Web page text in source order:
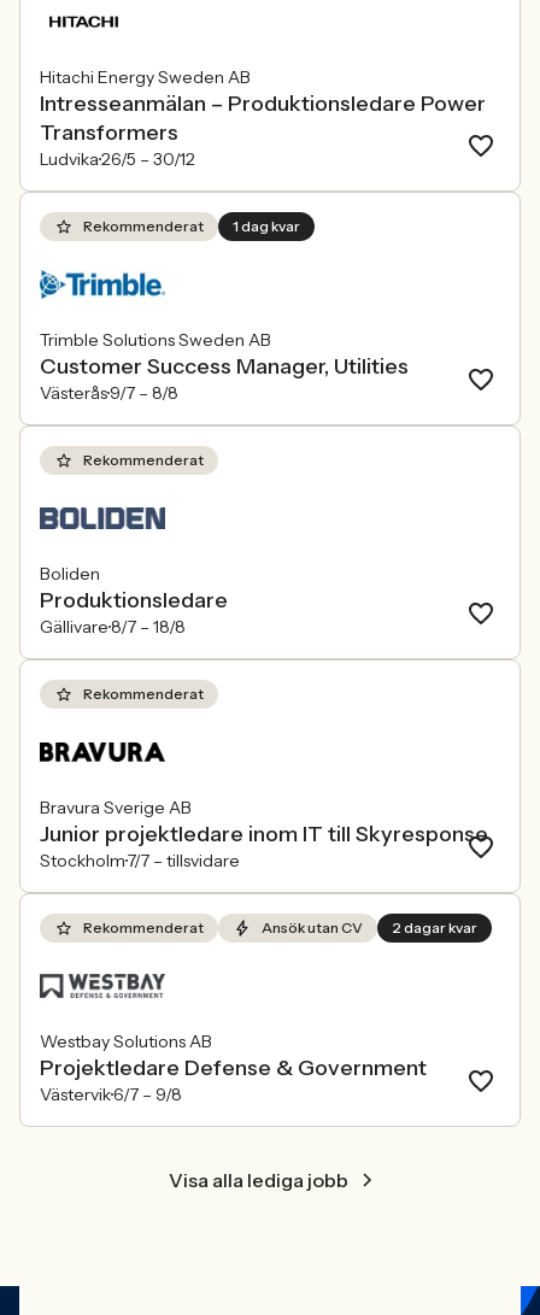
Hitachi Energy Sweden AB
Intresseanmälan – Produktionsledare Power
Transformers
Ludvika26/5 – 30/12
Rekommenderat 1 dag kvar
Trimble Solutions Sweden AB
Customer Success Manager, Utilities
Västerås9/7 – 8/8
Rekommenderat
Boliden
Produktionsledare
Gällivare8/7 – 18/8
Rekommenderat
Bravura Sverige AB
Junior projektledare inom IT till Skyresponse
Stockholm7/7 – tillsvidare
Rekommenderat Ansök utan CV 2 dagar kvar
Westbay Solutions AB
Projektledare Defense & Government
Västervik6/7 – 9/8
Visa alla lediga jobb